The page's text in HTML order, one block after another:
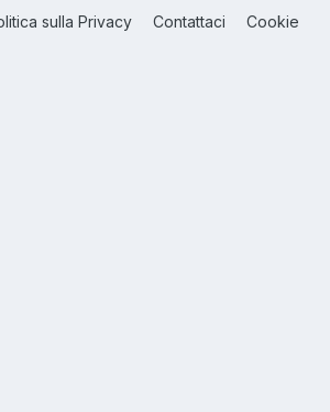
sulla Privacy Contattaci Cookie